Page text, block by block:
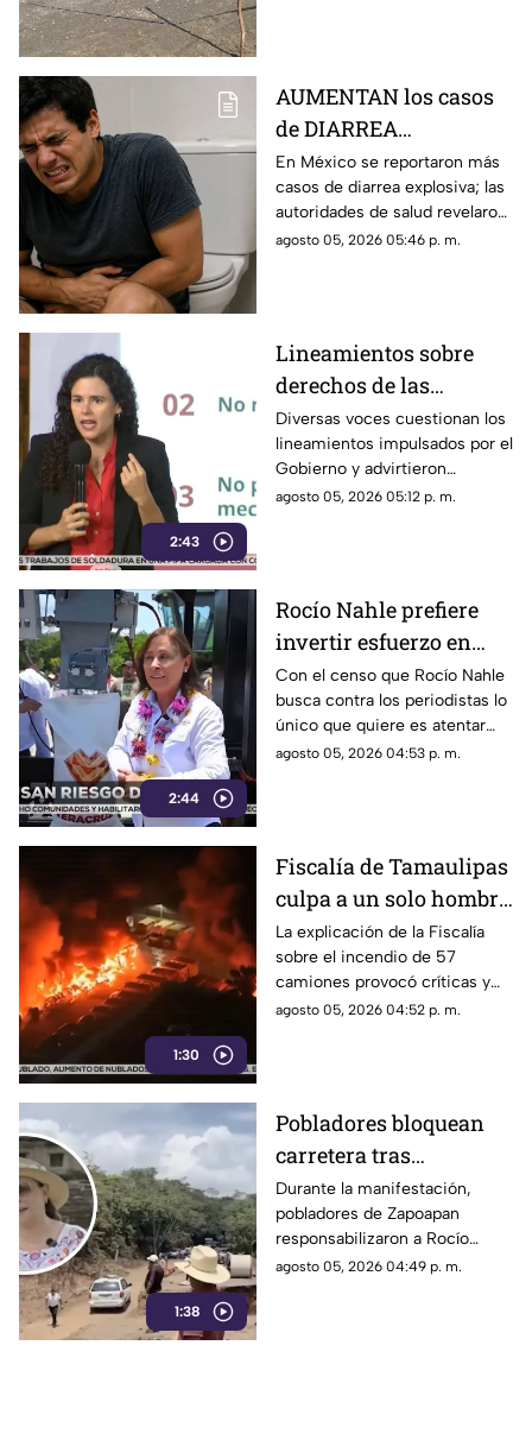
AUMENTAN los casos
de DIARREA
EXPLOSIVA en México;
esto revelaron de los
pacientes
En México se reportaron más
casos de diarrea explosiva; las
autoridades de salud revelaron
detalles sobre los pacientes.
agosto 05, 2026 05:46 p. m.
2:43
Lineamientos sobre
derechos de las
audiencias son
CENSURA disfrazada
Diversas voces cuestionan los
lineamientos impulsados por el
Gobierno y advirtieron
posibles riesgos para los
agosto 05, 2026 05:12 p. m.
2:44
Rocío Nahle prefiere
invertir esfuerzo en
censar a periodistas
antes que en
protegerlos de la
violencia
Con el censo que Rocío Nahle
busca contra los periodistas lo
único que quiere es atentar
contra la libertad de expresión,
agosto 05, 2026 04:53 p. m.
1:30
Fiscalía de Tamaulipas
culpa a un solo hombre
por el incendio de un
lote 47 camiones de
papitas
La explicación de la Fiscalía
sobre el incendio de 57
camiones provocó críticas y
cuestionamientos a nivel
agosto 05, 2026 04:52 p. m.
1:38
Pobladores bloquean
carretera tras
abandono de
importante obra en
Catemaco; exigen
solución de Rocío
Durante la manifestación,
pobladores de Zapoapan
responsabilizaron a Rocío
Nahle por no mantener un
agosto 05, 2026 04:49 p. m.